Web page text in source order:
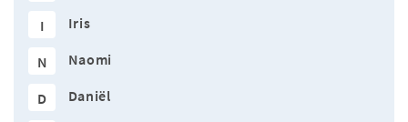
I Iris
N Naomi
D Daniël